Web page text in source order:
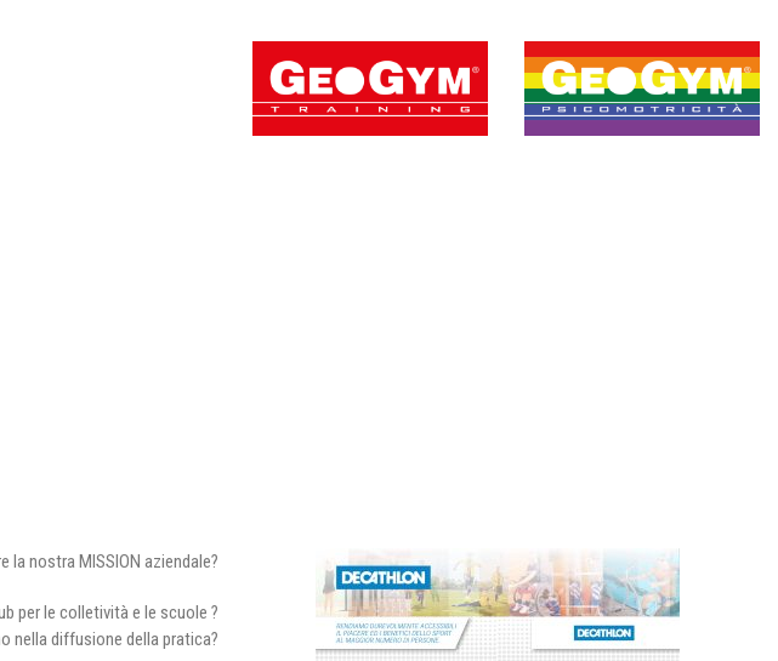
la nostra MISSION aziendale?
per le colletività e le scuole ?
nella diffusione della pratica?